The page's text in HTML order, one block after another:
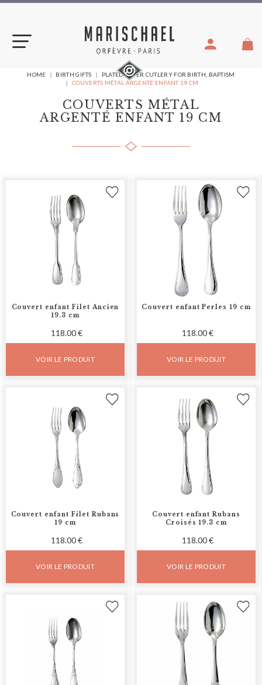
Skip
YOU
ARE
HOME BIRTH GIFTS
PLATED SILVER CUTLERY FOR BIRTH, BAPTISM
COUVERTS MÉTAL ARGENTÉ ENFANT 19 CM
COUVERTS MÉTAL
ARGENTÉ ENFANT 19 CM
Couvert enfant Filet Ancien
19.3 cm
118.00 €
VOIR LE PRODUIT
Couvert enfant Perles 19 cm
118.00 €
VOIR LE PRODUIT
Couvert enfant Filet Rubans
19 cm
118.00 €
VOIR LE PRODUIT
Couvert enfant Rubans
Croisés 19.3 cm
118.00 €
VOIR LE PRODUIT